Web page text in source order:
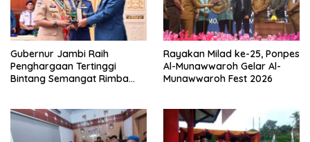
Gubernur Jambi Raih
Penghargaan Tertinggi
Bintang Semangat Rimba
Rayakan Milad ke-25, Ponpes
Al-Munawwaroh Gelar Al-
Munawwaroh Fest 2026